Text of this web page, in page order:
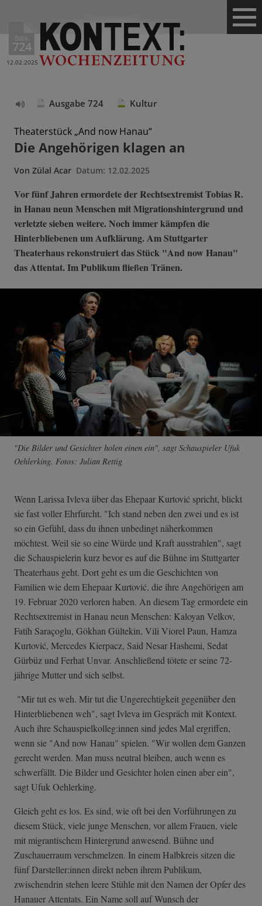
Ausg.
724
12.02.2025
vorlesen
Ausgabe 724 Kultur
Theaterstück „And now Hanau“
Die Angehörigen klagen an
Von Zülal Acar Datum: 12.02.2025
Vor fünf Jahren ermordete der Rechtsextremist Tobias R.
in Hanau neun Menschen mit Migrationshintergrund und
verletzte sieben weitere. Noch immer kämpfen die
Hinterbliebenen um Aufklärung. Am Stuttgarter
Theaterhaus rekonstruiert das Stück "And now Hanau"
das Attentat. Im Publikum fließen Tränen.
"Die Bilder und Gesichter holen einen ein", sagt Schauspieler Ufuk
Oehlerking. Fotos: Julian Rettig
Wenn Larissa Ivleva über das Ehepaar Kurtović spricht, blickt
sie fast voller Ehrfurcht. "Ich stand neben den zwei und es ist
so ein Gefühl, dass du ihnen unbedingt näherkommen
möchtest. Weil sie so eine Würde und Kraft ausstrahlen", sagt
die Schauspielerin kurz bevor es auf die Bühne im Stuttgarter
Theaterhaus geht. Dort geht es um die Geschichten von
Familien wie dem Ehepaar Kurtović, die ihre Angehörigen am
19. Februar 2020 verloren haben. An diesem Tag ermordete ein
Rechtsextremist in Hanau neun Menschen: Kaloyan Velkov,
Fatih Saraçoglu, Gökhan Gültekin, Vili Viorel Paun, Hamza
Kurtović, Mercedes Kierpacz, Said Nesar Hashemi, Sedat
Gürbüz und Ferhat Unvar. Anschließend tötete er seine 72-
jährige Mutter und sich selbst.
"Mir tut es weh. Mir tut die Ungerechtigkeit gegenüber den
Hinterbliebenen weh", sagt Ivleva im Gespräch mit Kontext.
Auch ihre Schauspielkolleg:innen sind jedes Mal ergriffen,
wenn sie "And now Hanau" spielen. "Wir wollen dem Ganzen
gerecht werden. Man muss neutral bleiben, auch wenn es
schwerfällt. Die Bilder und Gesichter holen einen aber ein",
sagt Ufuk Oehlerking.
Gleich geht es los. Es sind, wie oft bei den Vorführungen zu
diesem Stück, viele junge Menschen, vor allem Frauen, viele
mit migrantischem Hintergrund anwesend. Bühne und
Zuschauerraum verschmelzen. In einem Halbkreis sitzen die
fünf Darsteller:innen direkt neben ihrem Publikum,
zwischendrin stehen leere Stühle mit den Namen der Opfer des
Hanauer Attentats. Ein Name soll auf Wunsch der